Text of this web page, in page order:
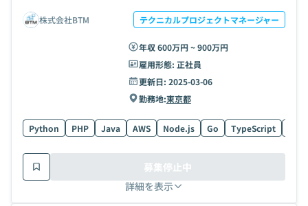
株式会社BTM テクニカルプロジェクトマネージャー
年収 600万円 ~ 900万円
雇用形態: 正社員
更新日: 2025-03-06
勤務地:東京都
Python PHP Java AWS Node.js Go TypeScript
詳細を表示
募集停止中